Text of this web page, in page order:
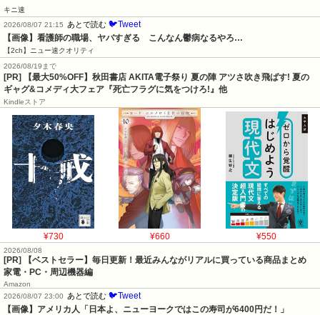
キニ速
2026/08/07 21:15 あとで読む 🐦Tweet
【画像】看護師の職場、ヤバすぎる　こんなん鬱病なるやろ…
【2ch】ニュー速クオリティ
2026/08/19まで
[PR] 【最大50%OFF】秋田書店 AKITA電子祭り 夏の陣 アツさ吹き飛ばす! 夏の
ギャグ&コメディ大フェア『死亡フラグに気をつけろ!』他
Kindleストア
¥730 ¥660 ¥550
2026/08/08
[PR] 【ベストセラー】毎日更新！最近みんながリアルに買っている商品まとめ
家電・PC・周辺機器編
Amazon
2026/08/07 23:00
あとで読む 🐦Tweet
【画像】アメリカ人「日本よ、ニューヨークではこの寿司が6400円だ！」